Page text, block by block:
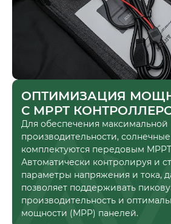
ОПТИМИЗАЦИЯ
С MPPT
Для обеспечения максимальной
производительности,
комплектуются передовым
Автоматически контролируя и
параметры напряжения и тока,
позволяет поддерживать
производительность и
мощности (MPP) панелей.